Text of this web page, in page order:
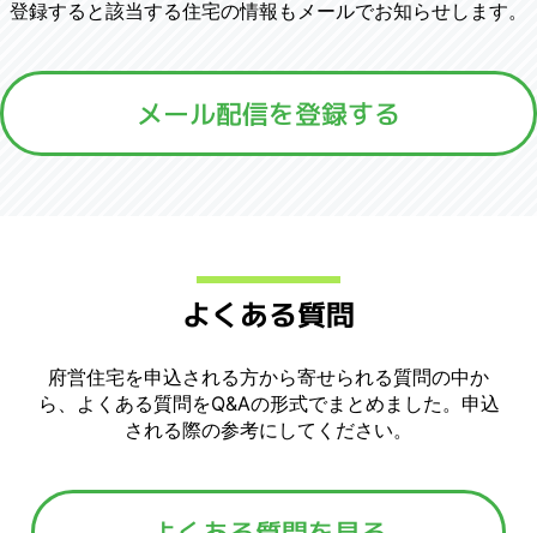
登録すると該当する住宅の情報もメールでお知らせします。
メール配信を登録する
よくある質問
府営住宅を申込される方から寄せられる質問の中か
ら、よくある質問をQ&Aの形式でまとめました。申込
される際の参考にしてください。